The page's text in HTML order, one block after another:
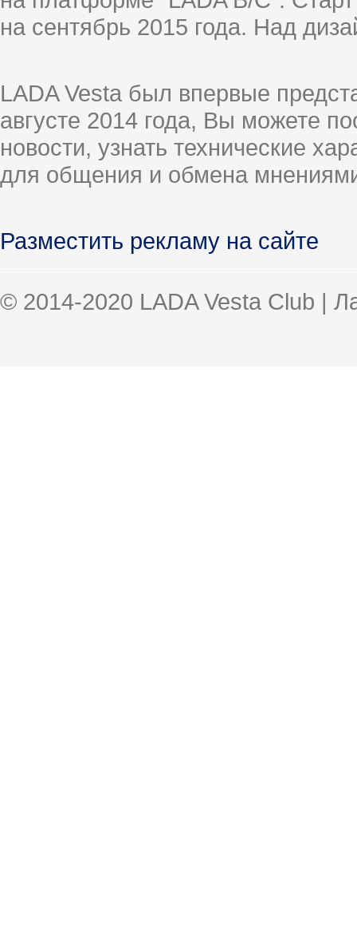
на сентябрь 2015 года. Над
LADA Vesta был впервые
августе 2014 года, Вы можете
новости, узнать технические
для общения и обмена
Разместить рекламу на сайте
© 2014-2020 LADA Vesta Club |